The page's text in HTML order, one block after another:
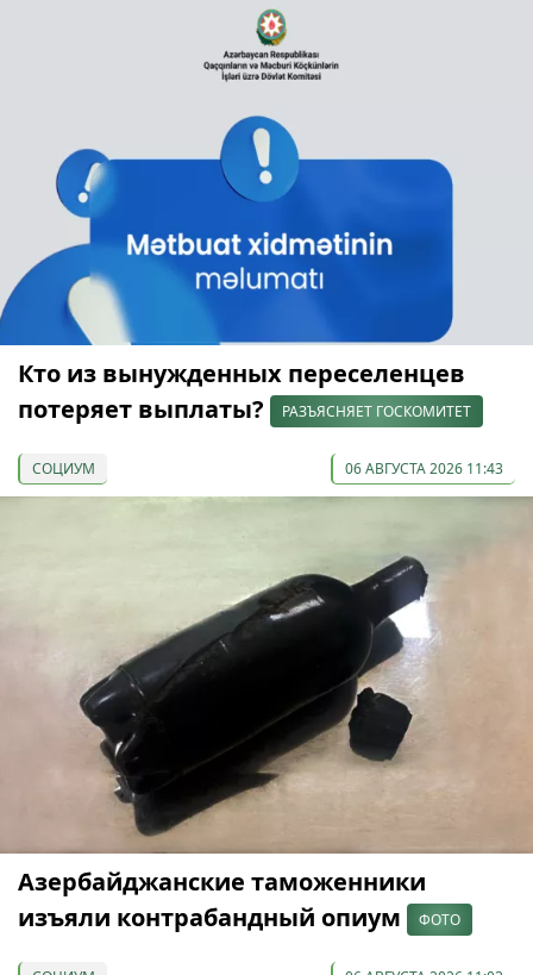
Кто из вынужденных переселенцев
потеряет выплаты?
РАЗЪЯСНЯЕТ ГОСКОМИТЕТ
СОЦИУМ 06 АВГУСТА 2026 11:43
Азербайджанские таможенники
изъяли контрабандный опиум
ФОТО